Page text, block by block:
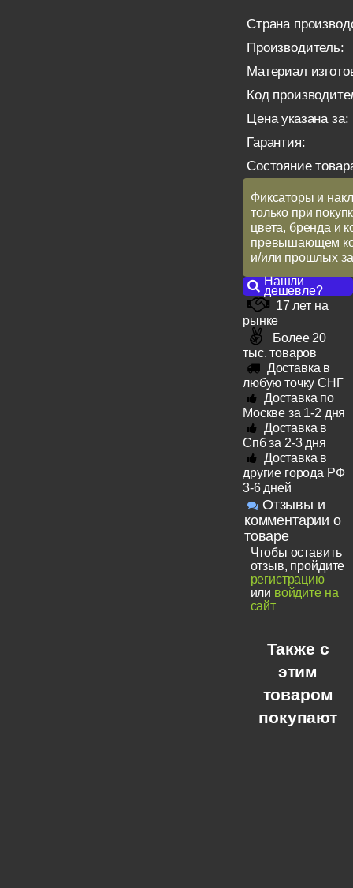
Страна
Производитель:
Материал
Код
Цена указана за:
Гарантия:
Состояние
Фиксаторы и
только при
цвета, бренда и
превышающем
и/или прошлых
Нашли
дешевле?
17 лет на
рынке
Более 20
тыс. товаров
Доставка в
любую точку СНГ
Доставка по
Москве за 1-2 дня
Доставка в
Спб за 2-3 дня
Доставка в
другие города РФ
3-6 дней
Отзывы и
комментарии о
товаре
Чтобы оставить
отзыв, пройдите
регистрацию
или войдите на
сайт
Также с
этим
товаром
покупают